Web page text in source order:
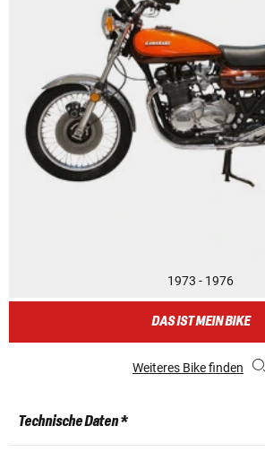
1973 - 1976
DAS IST MEIN BIKE
Weiteres Bike finden
Technische Daten *